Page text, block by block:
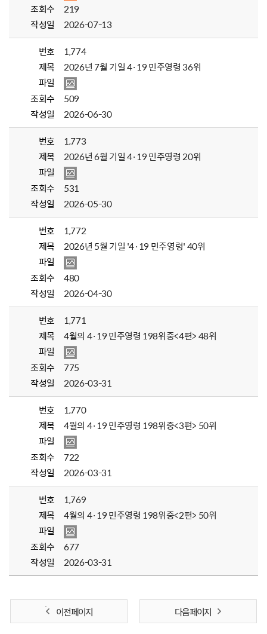
조회수
219
작성일
2026-07-13
번호
1,774
제목
2026년 7월 기일 4·19 민주영령 36위
파일
조회수
509
작성일
2026-06-30
번호
1,773
제목
2026년 6월 기일 4·19 민주영령 20위
파일
조회수
531
작성일
2026-05-30
번호
1,772
제목
2026년 5월 기일 '4·19 민주영령' 40위
파일
조회수
480
작성일
2026-04-30
번호
1,771
제목
4월의 4·19 민주영령 198위중<4편> 48위
파일
조회수
775
작성일
2026-03-31
번호
1,770
제목
4월의 4·19 민주영령 198위중<3편> 50위
파일
조회수
722
작성일
2026-03-31
번호
1,769
제목
4월의 4·19 민주영령 198위중<2편> 50위
파일
조회수
677
작성일
2026-03-31
이전 페이지 다음 페이지